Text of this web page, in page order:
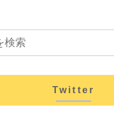
Twitter